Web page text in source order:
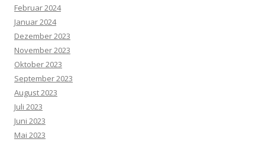
Februar 2024
Januar 2024
Dezember 2023
November 2023
Oktober 2023
September 2023
August 2023
Juli 2023
Juni 2023
Mai 2023